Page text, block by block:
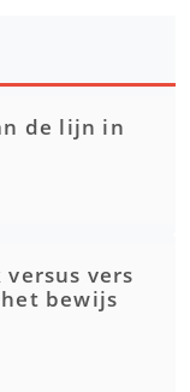
de lijn in
versus vers
bewijs